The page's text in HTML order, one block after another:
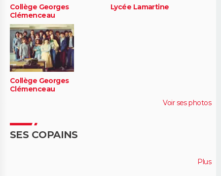
Collège Georges
Clémenceau
Lycée Lamartine
Collège Georges
Clémenceau
Voir ses photos
SES COPAINS
Plus